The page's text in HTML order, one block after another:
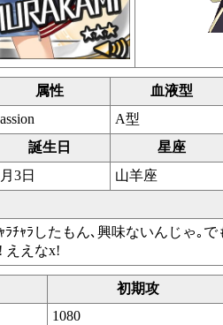
属性 血液型
A型
誕生日 星座
3日 山羊座
ﾗﾁｬﾗしたもん､興味ないんじゃ｡
ええなx!
初期攻
1080